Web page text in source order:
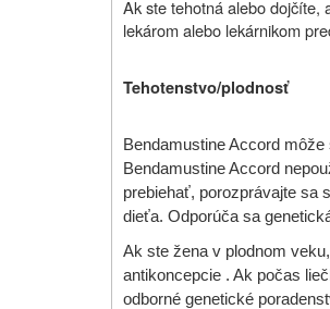
Ak ste tehotná alebo dojčíte,
lekárom alebo lekárnikom
Tehotenstvo/plodnosť
Bendamustine Accord
Bendamustine Accord
prebiehať, porozprávajte sa
dieťa. Odporúča sa
Ak ste žena v plodnom
antikoncepcie . Ak počas
odborné genetické